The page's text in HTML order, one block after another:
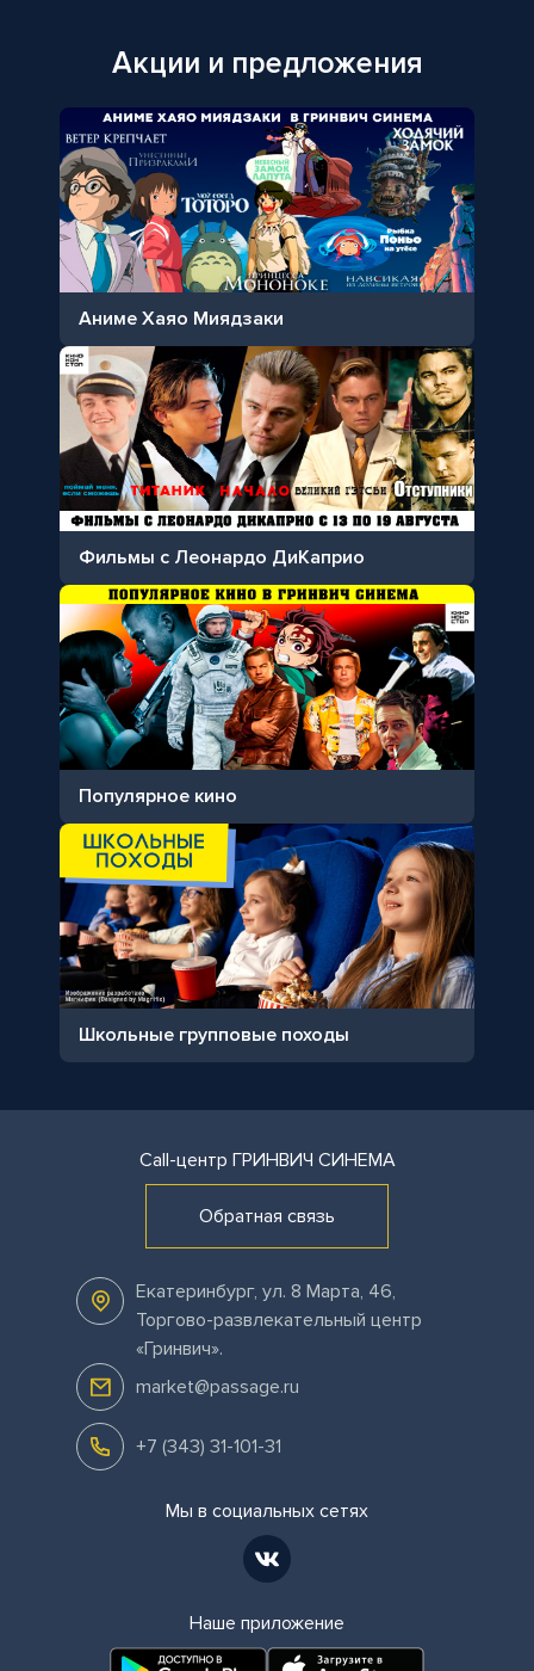
Акции и предложения
Аниме Хаяо Миядзаки
Фильмы с Леонардо ДиКаприо
Популярное кино
Школьные групповые походы
Call-центр ГРИНВИЧ СИНЕМА
Обратная связь
Екатеринбург, ул. 8 Марта, 46,
Торгово-развлекательный центр
«Гринвич».
market@passage.ru
+7 (343) 31-101-31
Мы в социальных сетях
Наше приложение